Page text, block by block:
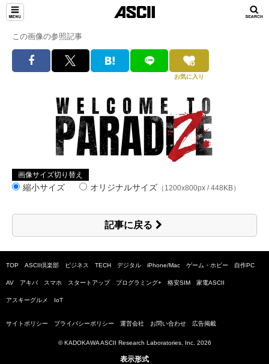
この画像の参照記事
お気に入り
画像サイズ切り替え
縮小サイズ オリジナルサイズ （1200x800px / 448KB）
記事に戻る
TOP ASCII倶楽部 ビジネス TECH デジタル iPhone/Mac ゲーム・ホビー 自作PC
AV アキバ スマホ スタートアップ プログラミング+ 格安SIM 家電ASCII
アスキーグルメ IoT
サイトポリシー プライバシーポリシー 運営会社 お問い合わせ 広告掲載
© KADOKAWA ASCII Research Laboratories, Inc. 2026
表示形式